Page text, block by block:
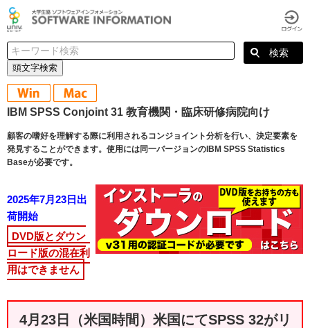
頭文字検索
IBM SPSS Conjoint 31 教育機関・臨床研修病院向け
顧客の嗜好を理解する際に利用されるコンジョイント分析を行い、決定要素を
発見することができます。使用には同一バージョンのIBM SPSS Statistics
Baseが必要です。
2025年7月23日出
荷開始
DVD版とダウン
ロード版の混在利
用はできません
4月23日（米国時間）米国にてSPSS 32がリ